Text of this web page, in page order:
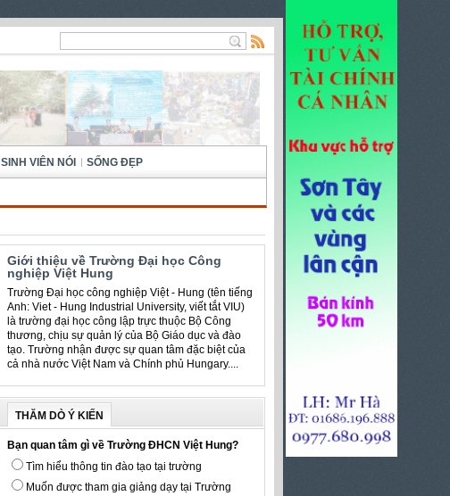
SINH VIÊN NÓI SỐNG ĐẸP
Giới thiệu về Trường Đại học Công
nghiệp Việt Hung
Trường Đại học công nghiệp Việt - Hung (tên tiếng
Anh: Viet - Hung Industrial University, viết tắt VIU)
là trường đại học công lập trực thuộc Bộ Công
thương, chịu sự quản lý của Bộ Giáo dục và đào
tạo. Trường nhận được sự quan tâm đặc biệt của
cả nhà nước Việt Nam và Chính phủ Hungary....
THĂM DÒ Ý KIẾN
Bạn quan tâm gì về Trường ĐHCN Việt Hung?
Tìm hiểu thông tin đào tạo tại trường
Muốn được tham gia giảng dạy tại Trường